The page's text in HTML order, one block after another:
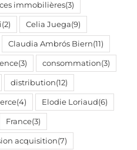
immobilières(3)
(2) Celia Juega(9)
Claudia Ambrós Biern(11)
(3) consommation(3)
distribution(12)
(4) Elodie Loriaud(6)
France(3)
acquisition(7)